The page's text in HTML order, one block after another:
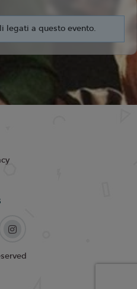
legati a questo evento.